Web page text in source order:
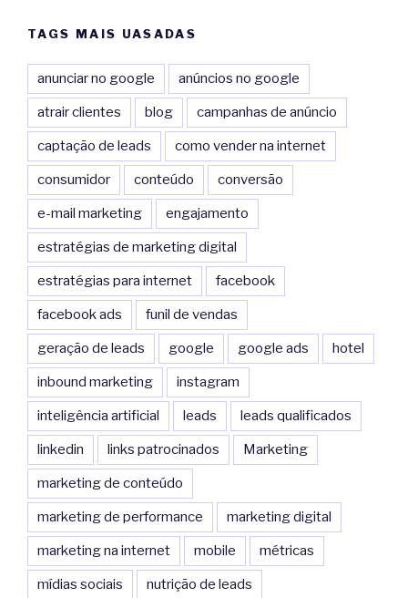
TAGS MAIS UASADAS
anunciar no google anúncios no google
atrair clientes blog campanhas de anúncio
captação de leads como vender na internet
consumidor conteúdo conversão
e-mail marketing engajamento
estratégias de marketing digital
estratégias para internet facebook
facebook ads funil de vendas
geração de leads google google ads hotel
inbound marketing instagram
inteligência artificial leads leads qualificados
linkedin links patrocinados Marketing
marketing de conteúdo
marketing de performance marketing digital
marketing na internet mobile métricas
mídias sociais nutrição de leads